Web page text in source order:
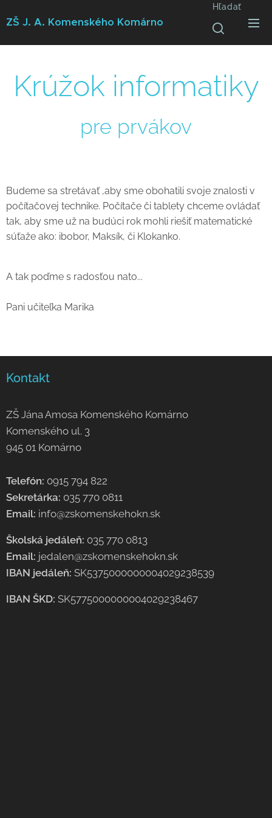
ZŠ J. A. Komenského Komárno
Hľadať
Krúžok informatiky
pre prvákov
Budeme sa stretávať ,aby sme obohatili svoje znalosti v
počítačovej technike. Počítače či tablety chceme ovládať
tak, aby sme už na budúci rok mohli riešiť matematické
súťaže ako: ibobor, Maksík, či Klokanko.
A tak poďme s radosťou nato...
Pani učiteľka Marika
Kontakt
ZŠ Jána Amosa Komenského Komárno
Komenského ul. 3
945 01 Komárno
Telefón: 0915 794 822
Sekretárka: 035 770 0811
Email: info@zskomenskehokn.sk
Školská jedáleň: 035 770 0813
Email: jedalen@zskomenskehokn.sk
IBAN jedáleň: SK5375000000004029238539
IBAN ŠKD: SK5775000000004029238467